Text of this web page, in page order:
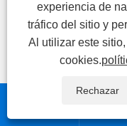
experiencia de
tráfico del sitio y
Al utilizar este
cookies.
Rechazar